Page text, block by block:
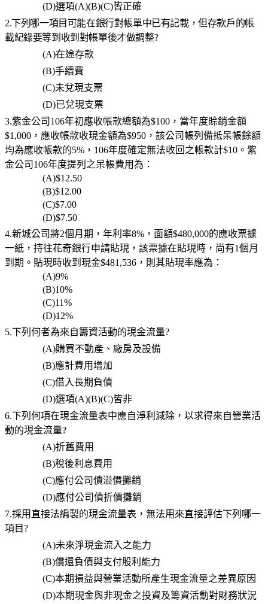
(D)選項(A)(B)(C)皆正確
2.下列哪一項目可能在銀行對帳單中已有記載，但存款戶的帳
載紀錄要等到收到對帳單後才做調整?
(A)在途存款
(B)手續費
(C)未兌現支票
(D)已兌現支票
3.紫金公司106年初應收帳款總額為$100，當年度賒銷金額
$1,000，應收帳款收現金額為$950，該公司帳列備抵呆帳餘額
均為應收帳款的5%，106年度確定無法收回之帳款計$10。紫
金公司106年度提列之呆帳費用為：
(A)$12.50
(B)$12.00
(C)$7.00
(D)$7.50
4.新城公司將2個月期，年利率8%，面額$480,000的應收票據
一紙，持往花奇銀行申請貼現，該票據在貼現時，尚有1個月
到期。貼現時收到現金$481,536，則其貼現率應為：
(A)9%
(B)10%
(C)11%
(D)12%
5.下列何者為來自籌資活動的現金流量?
(A)購買不動產、廠房及設備
(B)應計費用增加
(C)借入長期負債
(D)選項(A)(B)(C)皆非
6.下列何項在現金流量表中應自淨利減除，以求得來自營業活
動的現金流量?
(A)折舊費用
(B)稅後利息費用
(C)應付公司債溢價攤銷
(D)應付公司債折價攤銷
7.採用直接法編製的現金流量表，無法用來直接評估下列哪一
項目?
(A)未來淨現金流入之能力
(B)償還負債與支付股利能力
(C)本期損益與營業活動所產生現金流量之差異原因
(D)本期現金與非現金之投資及籌資活動對財務狀況